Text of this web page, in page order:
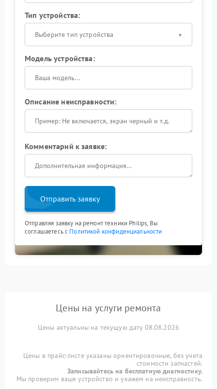
Тип устройства:
Выберите тип устройства
Модель устройства:
Описание неисправности:
Комментарий к заявке:
Отправить заявку
Отправляя заявку на ремонт техники Philips, Вы
соглашаетесь с Политикой конфиденциальности
Цены на услуги ремонта
Цены актуальны на текущую дату 08.08.2026
Цены в прайс-листе указаны ориентировочные, без учета
стоимости запчастей.
Записывайтесь на бесплатную диагностику.
Мы проверим ваше устройство и укажем на неисправность.